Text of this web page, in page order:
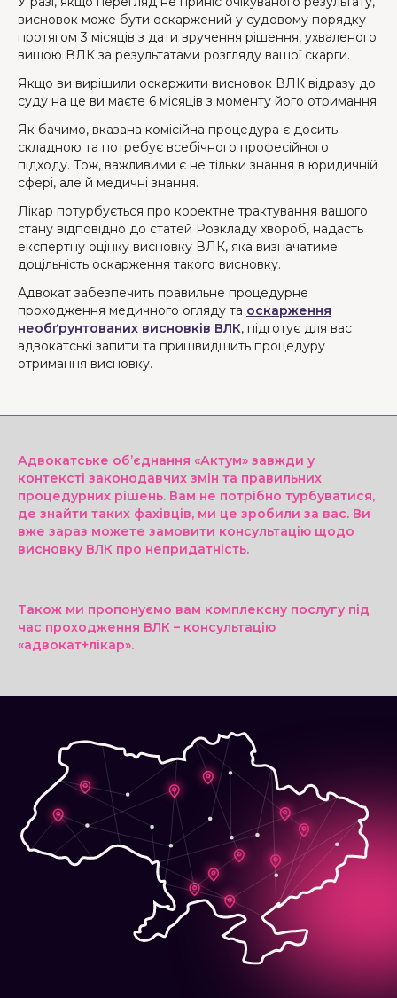
висновок може бути оскаржений у судовому порядку
протягом 3 місяців з дати вручення рішення, ухваленого
вищою ВЛК за результатами розгляду вашої скарги.
Якщо ви вирішили оскаржити висновок ВЛК відразу до
суду на це ви маєте 6 місяців з моменту його отримання.
Як бачимо, вказана комісійна процедура є досить
складною та потребує всебічного професійного
підходу. Тож, важливими є не тільки знання в юридичній
сфері, але й медичні знання.
Лікар потурбується про коректне трактування вашого
стану відповідно до статей Розкладу хвороб, надасть
експертну оцінку висновку ВЛК, яка визначатиме
доцільність оскарження такого висновку.
Адвокат забезпечить правильне процедурне
проходження медичного огляду та оскарження
необґрунтованих висновків ВЛК, підготує для вас
адвокатські запити та пришвидшить процедуру
отримання висновку.
Адвокатське об’єднання «Актум» завжди у
контексті законодавчих змін та правильних
процедурних рішень. Вам не потрібно турбуватися,
де знайти таких фахівців, ми це зробили за вас. Ви
вже зараз можете замовити консультацію щодо
висновку ВЛК про непридатність.
Також ми пропонуємо вам комплексну послугу під
час проходження ВЛК – консультацію
«адвокат+лікар».